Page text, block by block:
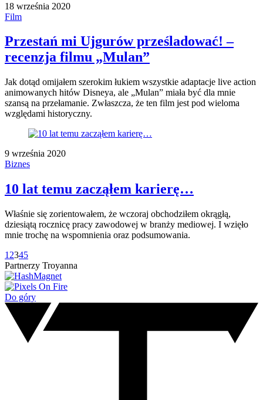
18 września 2020
Film
Przestań mi Ujgurów prześladować! –
recenzja filmu „Mulan”
Jak dotąd omijałem szerokim łukiem wszystkie adaptacje live action
animowanych hitów Disneya, ale „Mulan” miała być dla mnie
szansą na przełamanie. Zwłaszcza, że ten film jest pod wieloma
względami historyczny.
9 września 2020
Biznes
10 lat temu zacząłem karierę…
Właśnie się zorientowałem, że wczoraj obchodziłem okrągłą,
dziesiątą rocznicę pracy zawodowej w branży mediowej. I wzięło
mnie trochę na wspomnienia oraz podsumowania.
1 2345
Partnerzy Troyanna
Do góry